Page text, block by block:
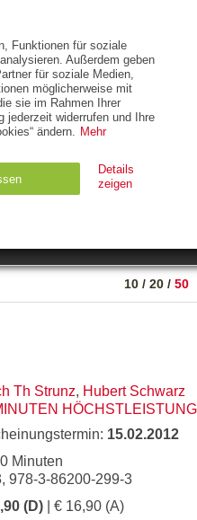
ZUM THEMA
10 / 20 / 50
Th Strunz, Hubert Schwarz
15.02.2012
Minuten
978-3-86200-299-3
(D) | € 16,90 (A)
Funktionen für soziale
Außerdem geben
für soziale Medien,
möglicherweise mit
sie im Rahmen Ihrer
jederzeit widerrufen und Ihre
ändern. Mehr
Details
zeigen
Ablauf
Typ
HTTP